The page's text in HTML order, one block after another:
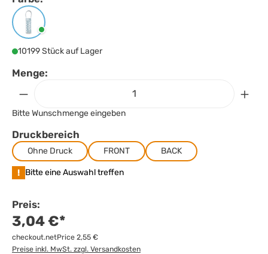
Farbeauswählen
Transparent
10199 Stück auf Lager
Menge:
Bitte Wunschmenge eingeben
Druckbereich
Ohne Druck FRONT BACK
! Bitte eine Auswahl treffen
Preis:
3,04 €*
checkout.netPrice 2,55 €
Preise inkl. MwSt. zzgl. Versandkosten